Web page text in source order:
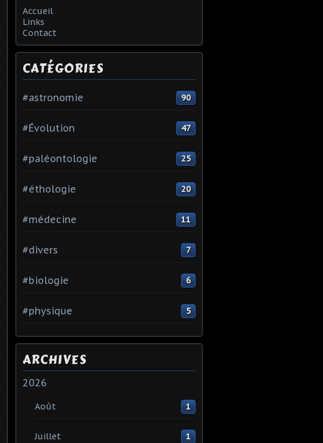
Accueil
Links
Contact
CATÉGORIES
#astronomie 90
#Évolution 47
#paléontologie 25
#éthologie 20
#médecine 11
#divers 7
#biologie 6
#physique 5
ARCHIVES
2026
Août 1
Juillet 1